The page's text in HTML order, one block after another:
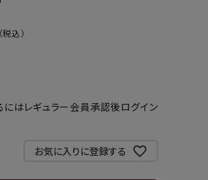
はレギュラー会員承認後ログイン
お気に入りに登録する